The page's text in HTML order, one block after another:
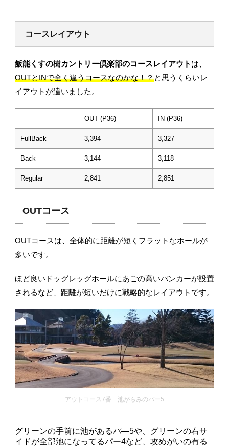
コースレイアウト
飯能くすの樹カントリー倶楽部のコースレイアウト は、
OUTとINで全く違うコースなのかな！？と思うくらいレ
イアウトが違いました。
OUT (P36) IN (P36)
FullBack 3,394 3,327
Back 3,144 3,118
Regular 2,841 2,851
OUTコース
OUTコースは、全体的に距離が短くフラットなホールが
多いです。
ほど良いドッグレッグホールにあごの高いバンカーが設置
されるなど、距離が短いだけに戦略的なレイアウトです。
アウトコース7番 池がらみのパー5
グリーンの手前に池があるパ―5や、グリーンの右サ
イドが全部池になってるパー4など、攻めがいの有る